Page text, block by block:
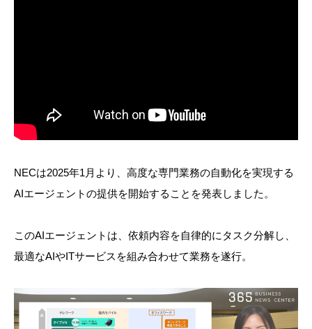
NECは2025年1月より、高度な専門業務の自動化を実現する
AIエージェントの提供を開始することを発表しました。
このAIエージェントは、依頼内容を自律的にタスク分解し、
最適なAIやITサービスを組み合わせて業務を遂行。